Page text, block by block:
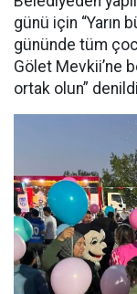
günü için “Yarın
gününde tüm
Gölet Mevkii’ne
ortak olun”